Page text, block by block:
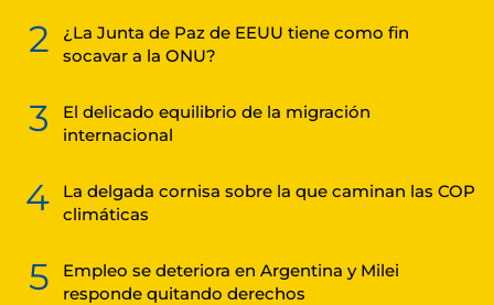
2
¿La Junta de Paz de EEUU tiene como fin
socavar a la ONU?
3
El delicado equilibrio de la migración
internacional
4
La delgada cornisa sobre la que caminan las COP
climáticas
5
Empleo se deteriora en Argentina y Milei
responde quitando derechos